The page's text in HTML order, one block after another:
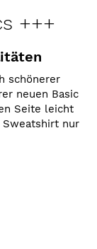
+++
schönerer
neuen Basic
Seite leicht
Sweatshirt nur